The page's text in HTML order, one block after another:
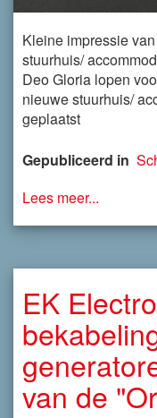
Kleine impressie
stuurhuis/
Deo Gloria lopen
nieuwe stuurhuis/
geplaatst
Gepubliceerd in
Lees meer...
EK
van de